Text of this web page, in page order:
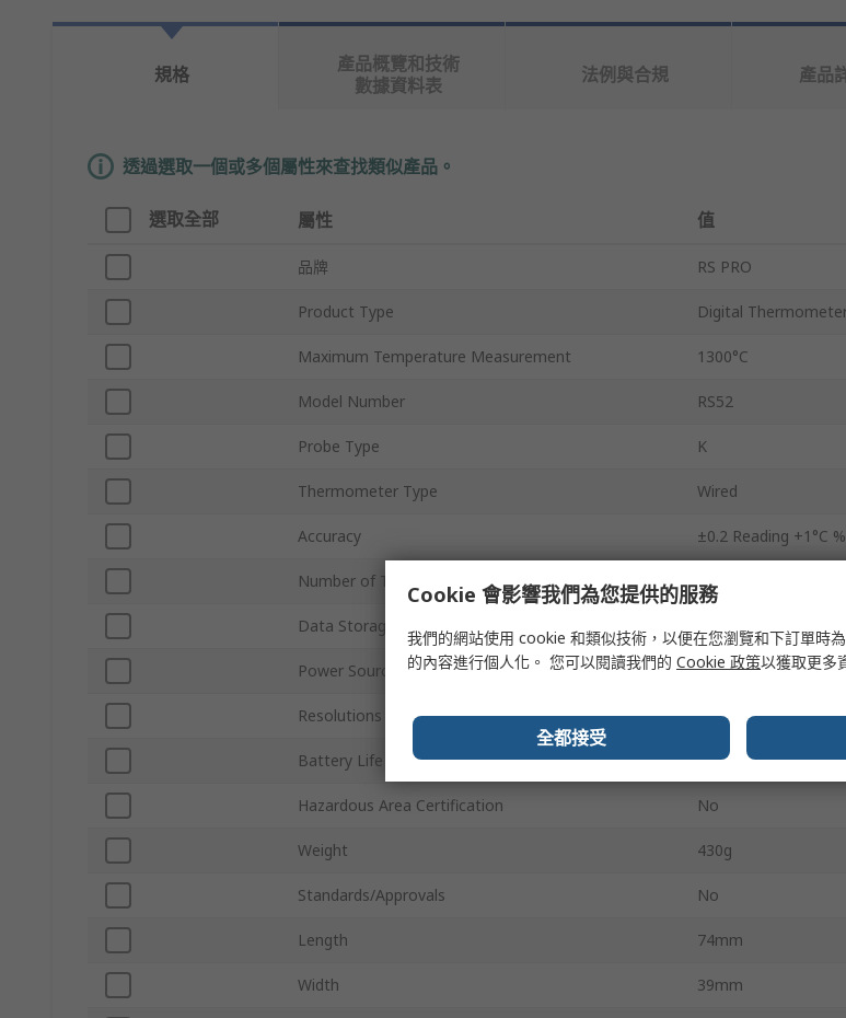
規格
產品概覽和技術
數據資料表
法例與合規 產品
透過選取一個或多個屬性來查找類似產品。
選取全部 屬性 值
品牌 RS PRO
Product Type Digital
Maximum Temperature Measurement 1300°C
Model Number RS52
Probe Type K
Thermometer Type Wired
Accuracy ±0.2 Reading +1°C %
Number of Temperature Inputs 2
Data Storage No
Power Source 9 V Battery
Resolutions Supported 0.1, 0.2°C
Battery Life 250h
Hazardous Area Certification No
Weight 430g
Standards/Approvals No
Length 74mm
Width 39mm
Cookie 會影響我們為您提供的服務
我們的網站使用 cookie 和類似技術，以便在您瀏覽和下訂單時
的內容進行個人化。 您可以閱讀我們的 Cookie 政策以獲取更多
全都接受